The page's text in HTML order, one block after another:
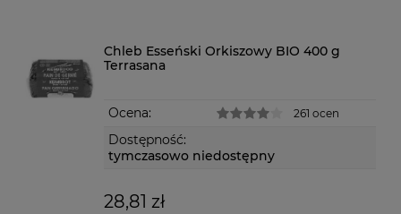
Chleb Esseński Orkiszowy BIO 400 g
Terrasana
Ocena: 261 ocen
Dostępność:
tymczasowo niedostępny
28,81 zł